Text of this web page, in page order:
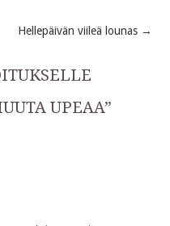
Hellepäivän viileä lounas →
UPEAA”